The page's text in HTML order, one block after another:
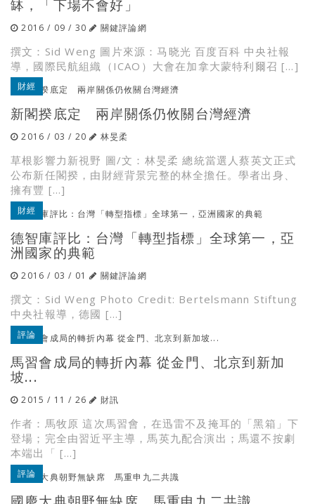
缽，「下場不會好」
2016 / 09 / 30 關鍵評論網
撰文：Sid Weng 圖片來源：马晓光 百度百科 中央社報
導，國際民航組織（ICAO）大會在加拿大蒙特利爾召 […]
財經
新閣揆底定 兩岸關係仍攸關台灣經濟
2016 / 03 / 20 林旻柔
草根影響力新視野 圖/文：林旻柔 總統當選人蔡英文正式
公布新任閣揆，由財經背景完整的林全擔任。學者出身、
擁有豐 […]
財經
德智庫評比：台灣「轉型指標」全球第一，亞
洲國家的典範
2016 / 03 / 01 關鍵評論網
撰文：Sid Weng Photo Credit: Bertelsmann Stiftung
中央社報導，德國 […]
評論
馬習會成局的轉折內幕 從金門、北京到新加
坡...
2015 / 11 / 26 財訊
作者：馬牧原 這次馬習會，在迅雷不及掩耳的「黑箱」下
登場；完全由習近平主導，馬英九配合演出；馬還不按劇
本端出「 […]
評論